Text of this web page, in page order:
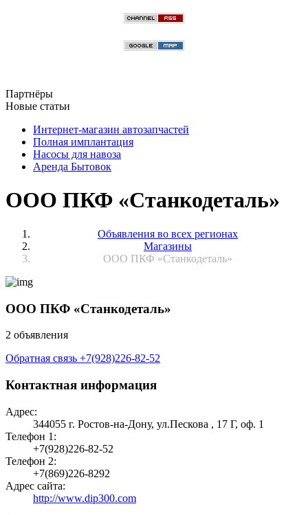
Партнёры
Новые статьи
Интернет-магазин автозапчастей
Полная имплантация
Насосы для навоза
Аренда Бытовок
ООО ПКФ «Станкодеталь»
Объявления во всех регионах
Магазины
ООО ПКФ «Станкодеталь»
ООО ПКФ «Станкодеталь»
2 объявления
Обратная связь +7(928)226-82-52
Контактная информация
Адрес:
344055 г. Ростов-на-Дону, ул.Пескова , 17 Г, оф. 1
Телефон 1:
+7(928)226-82-52
Телефон 2:
+7(869)226-8292
Адрес сайта:
http://www.dip300.com